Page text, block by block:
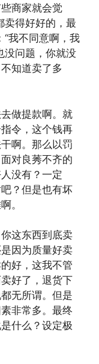
商家就会觉
卖得好好的，最
“我不同意啊，我
没问题，你就没
知道卖了多
做提款啊。就
令，这个钱再
啊。那么以罚
对良莠不齐的
没有？一定
？但是也有坏
。
这东西到底卖
因为质量好卖
好，这我不管
好了，退货下
无所谓。但是
非常多。最终
什么？设定极